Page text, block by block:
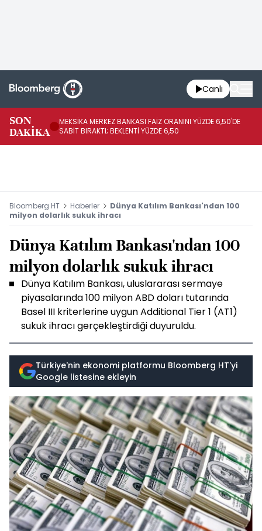
Canlı
SON
DAKİKA
MEKSİKA MERKEZ BANKASI FAİZ ORANINI YÜZDE 6,50'DE
SABİT BIRAKTI; BEKLENTİ YÜZDE 6,50
Bloomberg HT Haberler
Dünya Katılım Bankası'ndan 100
milyon dolarlık sukuk ihracı
Dünya Katılım Bankası'ndan 100
milyon dolarlık sukuk ihracı
Dünya Katılım Bankası, uluslararası sermaye
piyasalarında 100 milyon ABD doları tutarında
Basel III kriterlerine uygun Additional Tier 1 (AT1)
sukuk ihracı gerçekleştirdiği duyuruldu.
Türkiye'nin ekonomi platformu Bloomberg HT'yi
Google listesine ekleyin